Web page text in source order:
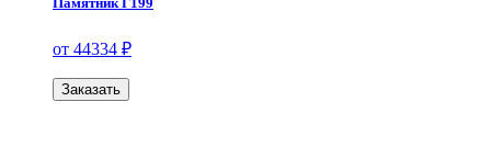
от 44334 ₽
Заказать